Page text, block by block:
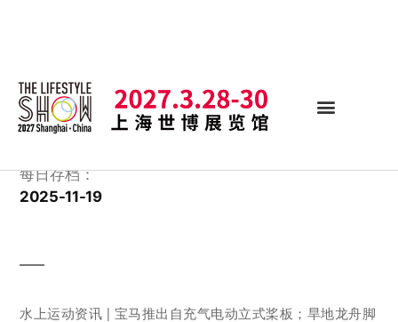
每日存档：
2025-11-19
水上运动资讯 | 宝马推出自充气电动立式桨板；旱地龙舟脚